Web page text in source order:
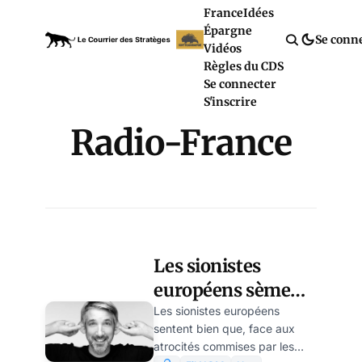
FranceIdées
Épargne
Vidéos
Règles du CDS
Se connecter
S'inscrire
Se
Radio-France
Les sionistes
européens sèment
désormais la
terreur judiciaire
Les sionistes européens
sentent bien que, face aux
atrocités commises par les